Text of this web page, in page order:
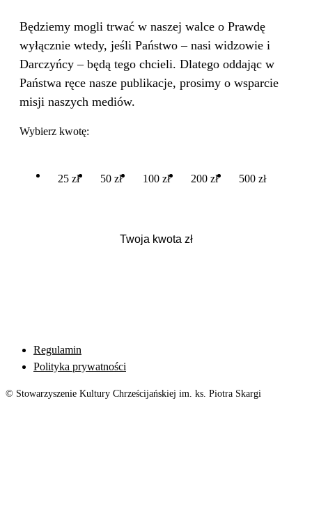
Będziemy mogli trwać w naszej walce o Prawdę
wyłącznie wtedy, jeśli Państwo – nasi widzowie i
Darczyńcy – będą tego chcieli. Dlatego oddając w
Państwa ręce nasze publikacje, prosimy o wsparcie
misji naszych mediów.
Wybierz kwotę:
25 zł 50 zł 100 zł 200 zł 500 zł
Regulamin
Polityka prywatności
© Stowarzyszenie Kultury Chrześcijańskiej im. ks. Piotra Skargi